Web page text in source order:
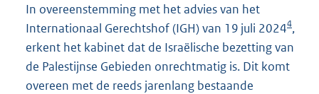
In overeenstemming met het advies van het
Internationaal Gerechtshof (IGH) van 19 juli 20244,
erkent het kabinet dat de Israëlische bezetting van
de Palestijnse Gebieden onrechtmatig is. Dit komt
overeen met de reeds jarenlang bestaande